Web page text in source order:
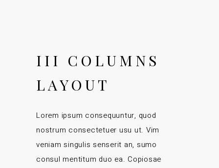
III COLUMNS
LAYOUT
Lorem ipsum consequuntur, quod
nostrum consectetuer usu ut. Vim
veniam singulis senserit an, sumo
consul mentitum duo ea. Copiosae